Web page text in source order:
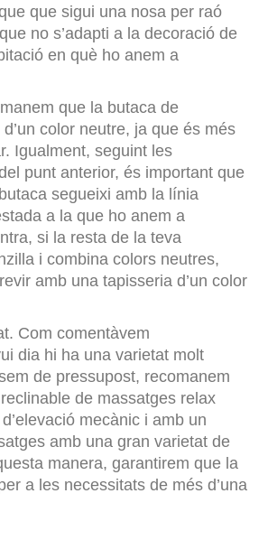
que sigui una nosa per raó
no s’adapti a la decoració de
en què ho anem a
que la butaca de
color neutre, ja que és més
Igualment, seguint les
punt anterior, és important que
segueixi amb la línia
a la que ho anem a
si la resta de la teva
i combina colors neutres,
amb una tapisseria d’un color
Com comentàvem
dia hi ha una varietat molt
de pressupost, recomanem
de massatges relax
mecànic i amb un
amb una gran varietat de
manera, garantirem que la
a les necessitats de més d’una